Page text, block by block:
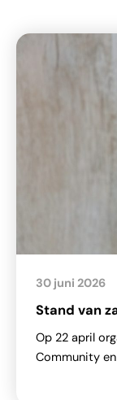
Stand van
30 juni 2026
Op 22 april
Community